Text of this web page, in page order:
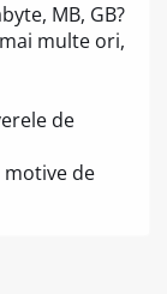
MB, GB?
multe ori,
de
motive de